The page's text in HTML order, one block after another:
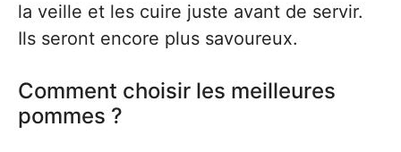
la veille et les cuire juste avant de servir.
Ils seront encore plus savoureux.
Comment choisir les meilleures
pommes ?